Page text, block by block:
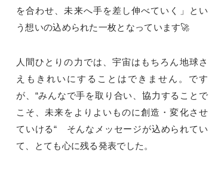
を合わせ、未来へ手を差し伸べていく」とい
う想いの込められた一枚となっています🚀
人間ひとりの力では、宇宙はもちろん地球さ
えもきれいにすることはできません。です
が、“みんなで手を取り合い、協力することで
こそ、未来をよりよいものに創造・変化させ
ていける“ そんなメッセージが込められてい
て、とても心に残る発表でした。